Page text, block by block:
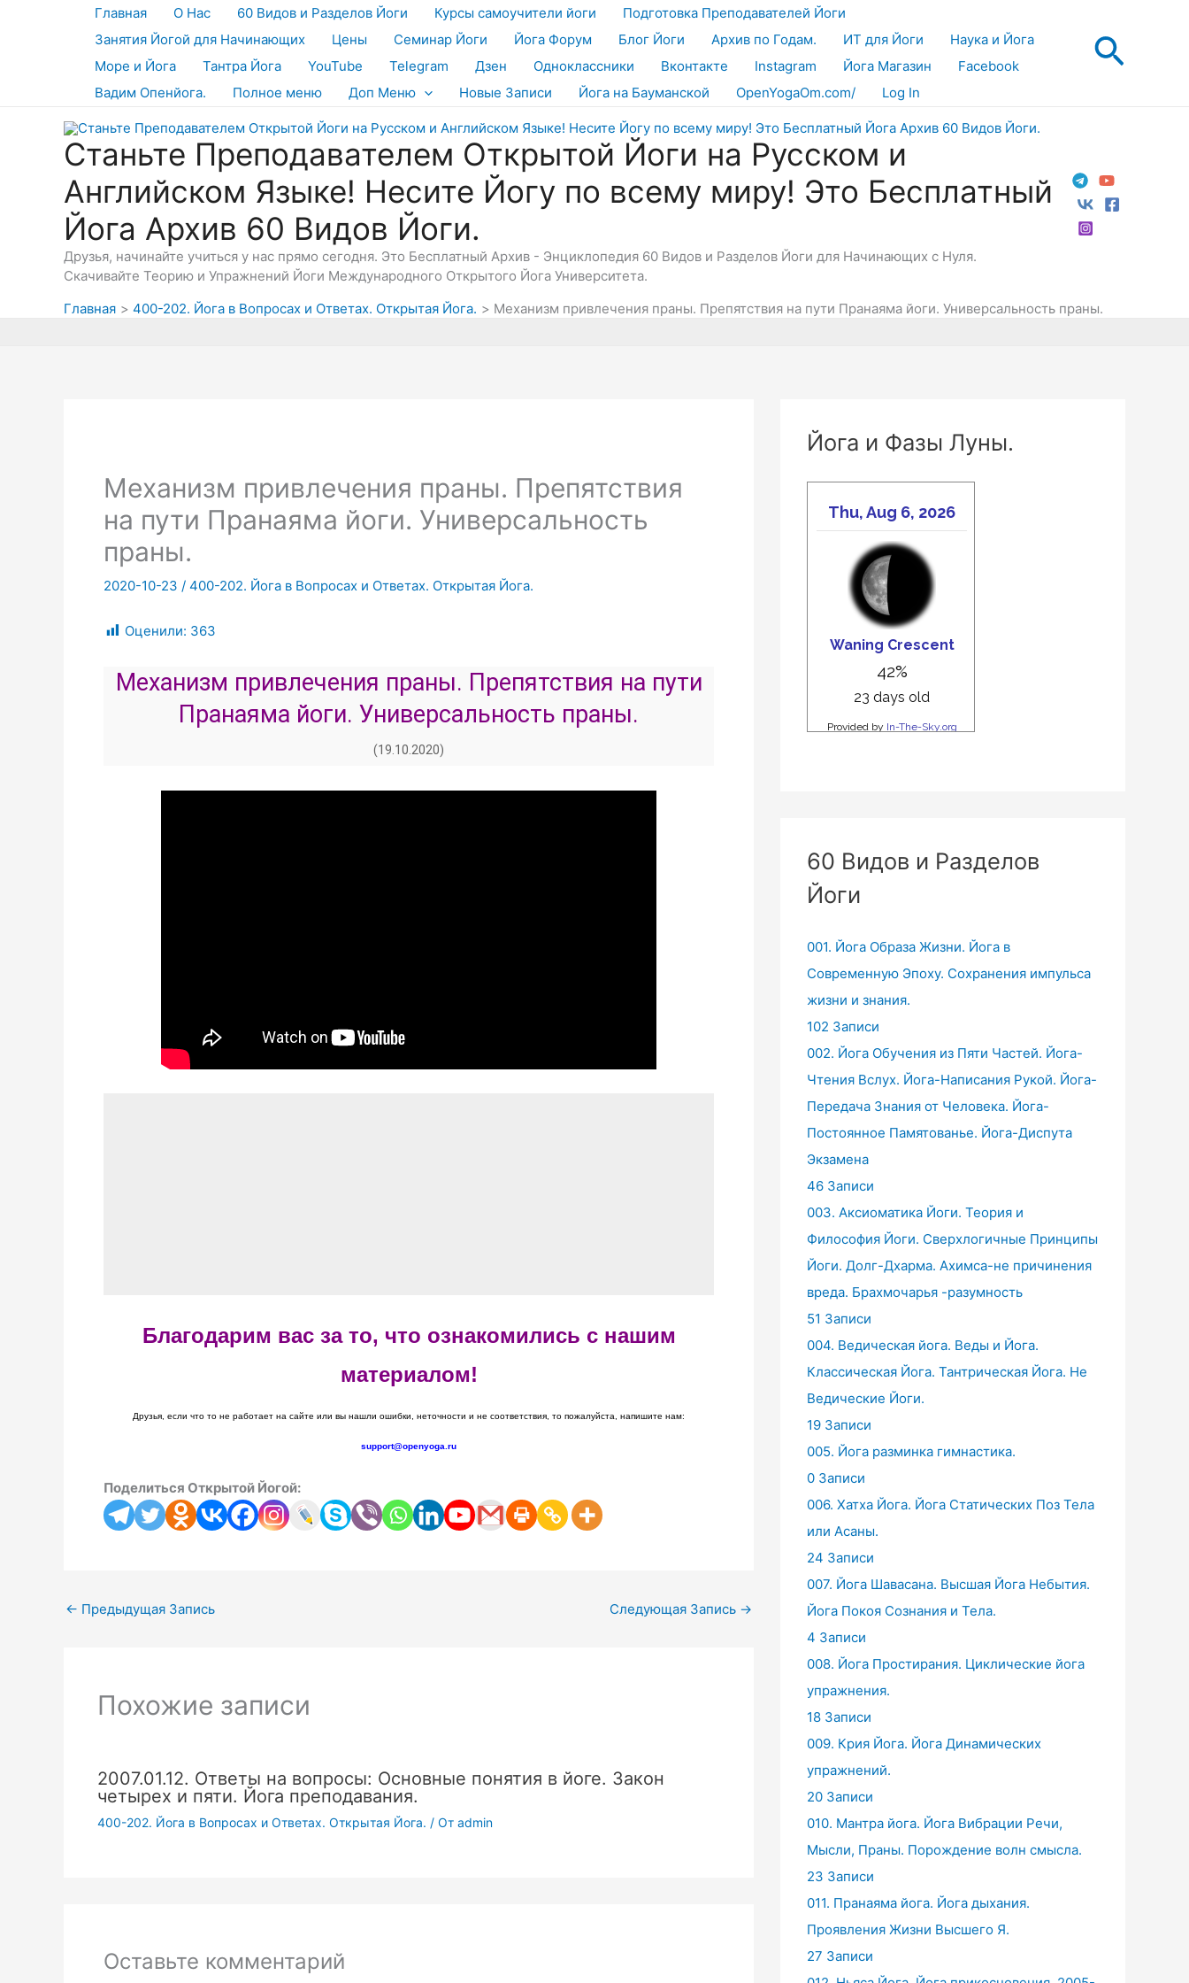
Главная О Нас 60 Видов и Разделов Йоги Курсы самоучители йоги
Подготовка Преподавателей Йоги
Занятия Йогой для Начинающих
Цены Семинар Йоги Йога Форум Блог Йоги Архив по Годам. ИТ для Йоги
Наука и Йога
Море и Йога
Тантра Йога YouTube Telegram Дзен Одноклассники Вконтакте Instagram Йога Магазин
Facebook
Вадим Опенйога.
Полное меню Доп Меню Новые Записи Йога на Бауманской OpenYogaOm.com/ Log In
Станьте Преподавателем Открытой Йоги на Русском и
Английском Языке! Несите Йогу по всему миру! Это Бесплатный
Йога Архив 60 Видов Йоги.
Друзья, начинайте учиться у нас прямо сегодня. Это Бесплатный Архив - Энциклопедия 60 Видов и Разделов Йоги для Начинающих с Нуля.
Скачивайте Теорию и Упражнений Йоги Международного Открытого Йога Университета.
Главная
400-202. Йога в Вопросах и Ответах. Открытая Йога. Механизм привлечения праны. Препятствия на пути Пранаяма йоги. Универсальность праны.
Механизм привлечения праны. Препятствия
на пути Пранаяма йоги. Универсальность
праны.
2020-10-23 / 400-202. Йога в Вопросах и Ответах. Открытая Йога.
Оценили: 363
Механизм привлечения праны. Препятствия на пути
Пранаяма йоги. Универсальность праны.
(19.10.2020)
Благодарим вас за то, что ознакомились с нашим
материалом!
Друзья, если что то не работает на сайте или вы нашли ошибки, неточности и не соответствия, то пожалуйста, напишите нам:
support@openyoga.ru
Поделиться Открытой Йогой:
← Предыдущая Запись Следующая Запись →
Похожие записи
2007.01.12. Ответы на вопросы: Основные понятия в йоге. Закон
четырех и пяти. Йога преподавания.
400-202. Йога в Вопросах и Ответах. Открытая Йога. / От admin
Оставьте комментарий
Йога и Фазы Луны.
60 Видов и Разделов
Йоги
001. Йога Образа Жизни. Йога в
Современную Эпоху. Сохранения импульса
жизни и знания.
102 Записи
002. Йога Обучения из Пяти Частей. Йога-
Чтения Вслух. Йога-Написания Рукой. Йога-
Передача Знания от Человека. Йога-
Постоянное Памятованье. Йога-Диспута
Экзамена
46 Записи
003. Аксиоматика Йоги. Теория и
Философия Йоги. Сверхлогичные Принципы
Йоги. Долг-Дхарма. Ахимса-не причинения
вреда. Брахмочарья -разумность
51 Записи
004. Ведическая йога. Веды и Йога.
Классическая Йога. Тантрическая Йога. Не
Ведические Йоги.
19 Записи
005. Йога разминка гимнастика.
0 Записи
006. Хатха Йога. Йога Статических Поз Тела
или Асаны.
24 Записи
007. Йога Шавасана. Высшая Йога Небытия.
Йога Покоя Сознания и Тела.
4 Записи
008. Йога Простирания. Циклические йога
упражнения.
18 Записи
009. Крия Йога. Йога Динамических
упражнений.
20 Записи
010. Мантра йога. Йога Вибрации Речи,
Мысли, Праны. Порождение волн смысла.
23 Записи
011. Пранаяма йога. Йога дыхания.
Проявления Жизни Высшего Я.
27 Записи